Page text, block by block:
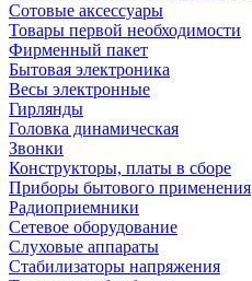
Сотовые аксессуары
Товары первой необходимости
Фирменный пакет
Бытовая электроника
Весы электронные
Гирлянды
Головка динамическая
Звонки
Конструкторы, платы в сборе
Приборы бытового применения
Радиоприемники
Сетевое оборудование
Слуховые аппараты
Стабилизаторы напряжения